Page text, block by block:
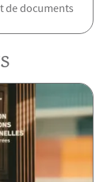
de documents